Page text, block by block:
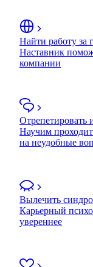
Найти работу за
Наставник
компании
Отрепетировать
Научим
на неудобные
Вылечить
Карьерный
увереннее